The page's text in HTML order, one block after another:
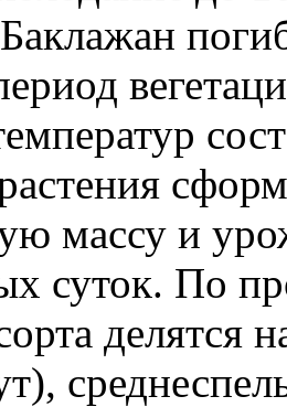
массу и
суток. По